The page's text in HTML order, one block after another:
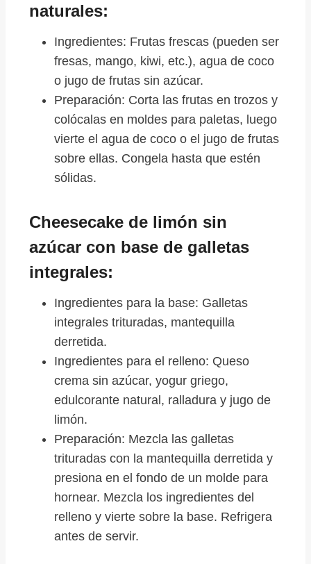
naturales:
Ingredientes: Frutas frescas (pueden ser
fresas, mango, kiwi, etc.), agua de coco
o jugo de frutas sin azúcar.
Preparación: Corta las frutas en trozos y
colócalas en moldes para paletas, luego
vierte el agua de coco o el jugo de frutas
sobre ellas. Congela hasta que estén
sólidas.
Cheesecake de limón sin
azúcar con base de galletas
integrales:
Ingredientes para la base: Galletas
integrales trituradas, mantequilla
derretida.
Ingredientes para el relleno: Queso
crema sin azúcar, yogur griego,
edulcorante natural, ralladura y jugo de
limón.
Preparación: Mezcla las galletas
trituradas con la mantequilla derretida y
presiona en el fondo de un molde para
hornear. Mezcla los ingredientes del
relleno y vierte sobre la base. Refrigera
antes de servir.